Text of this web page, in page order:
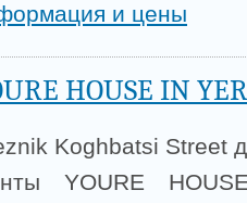
и цены
HOUSE IN
Koghbatsi Street
YOURE